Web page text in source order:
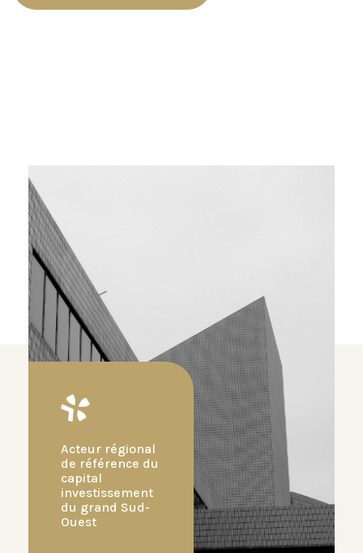
Acteur régional
de référence du
capital
investissement
du grand Sud-
Ouest